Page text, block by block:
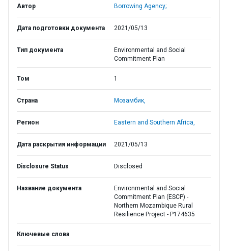
Автор Borrowing Agency;
Дата подготовки документа 2021/05/13
Тип документа
Environmental and Social
Commitment Plan
Том 1
Страна Мозамбик,
Регион Eastern and Southern Africa,
Дата раскрытия информации 2021/05/13
Disclosure Status Disclosed
Название документа
Environmental and Social
Commitment Plan (ESCP) -
Northern Mozambique Rural
Resilience Project - P174635
Ключевые слова